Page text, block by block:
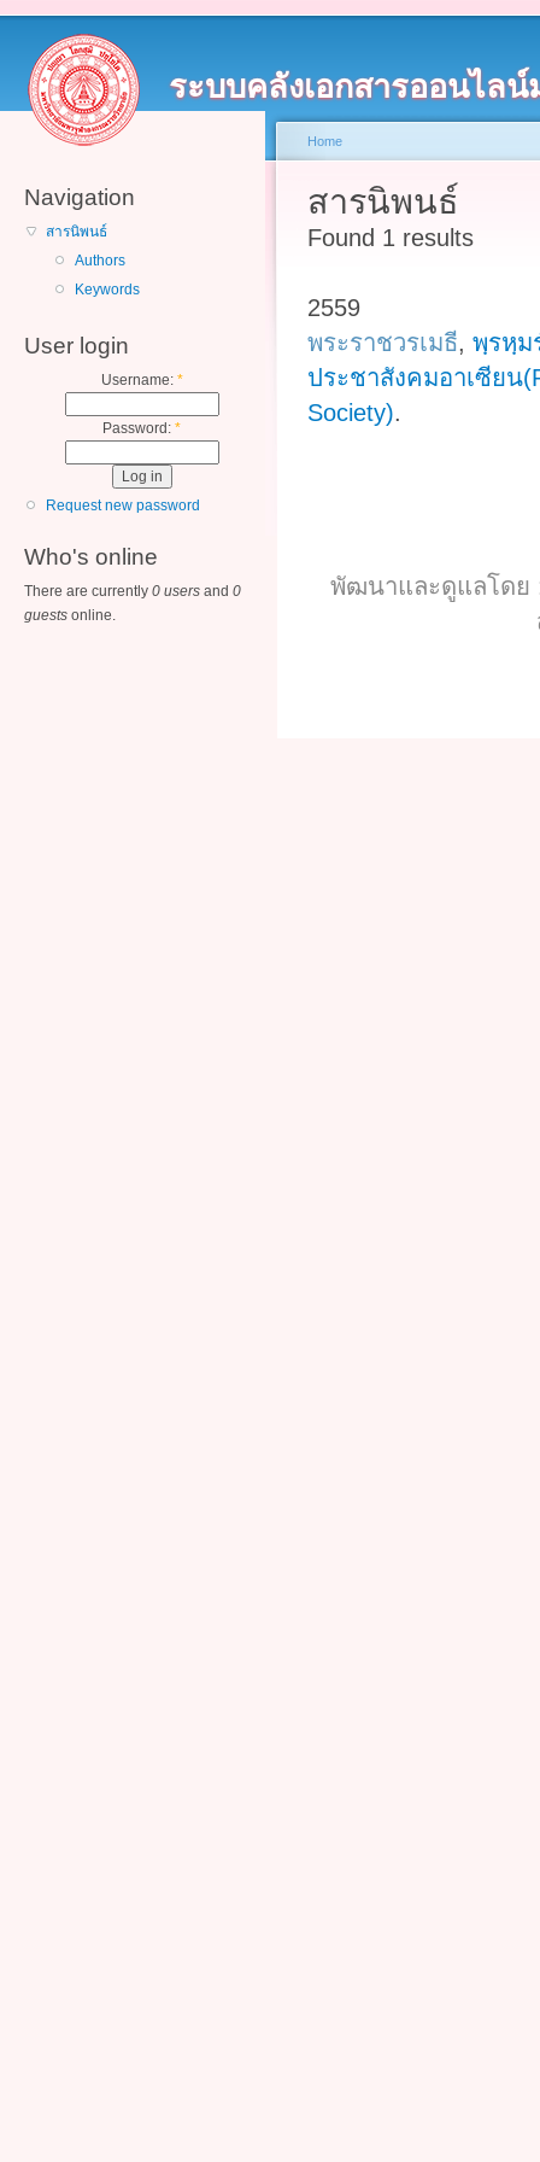
ระบบคลังเอกสารออนไล
Navigation
สารนิพนธ์
Authors
Keywords
User login
Username: *
Password: *
Request new password
Who's online
There are currently 0 users and 0
guests online.
Home
สารนิพนธ์
Found 1 results
2559
พระราชวรเมธี, พฺรหฺม
ประชาสังคมอาเซียน
Society).
พัฒนาและดูแลโดย